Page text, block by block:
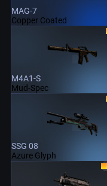
MAG-7
Copper Coated
M4A1-S
Mud-Spec
SSG 08
Azure Glyph